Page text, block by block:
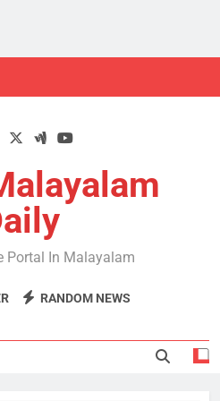
Portal In Malayalam
RANDOM NEWS